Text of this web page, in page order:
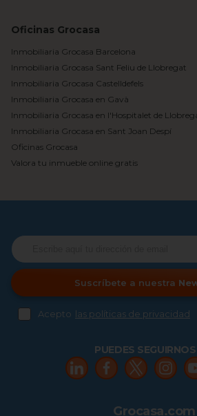
Oficinas Grocasa
Inmobiliaria Grocasa Barcelona
Inmobiliaria Grocasa Sant Feliu de Llobregat
Inmobiliaria Grocasa Castelldefels
Inmobiliaria Grocasa en Gavà
Inmobiliaria Grocasa en l'Hospitalet de
Inmobiliaria Grocasa en Sant Joan Despí
Oficinas Grocasa
Valora tu inmueble online gratis
Suscríbete a nuestra
Acepto las políticas de privacidad
PUEDES
Grocasa.com